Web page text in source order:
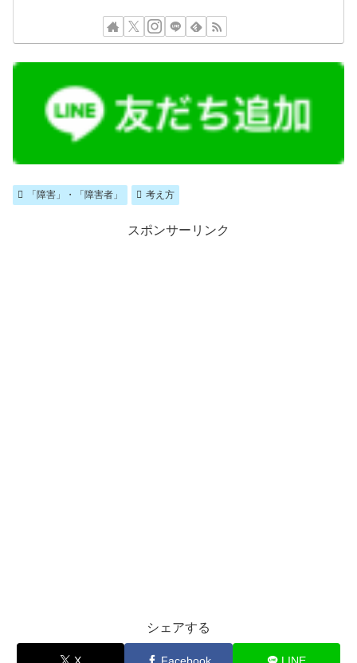
「障害」・「障害者」 考え方
スポンサーリンク
シェアする